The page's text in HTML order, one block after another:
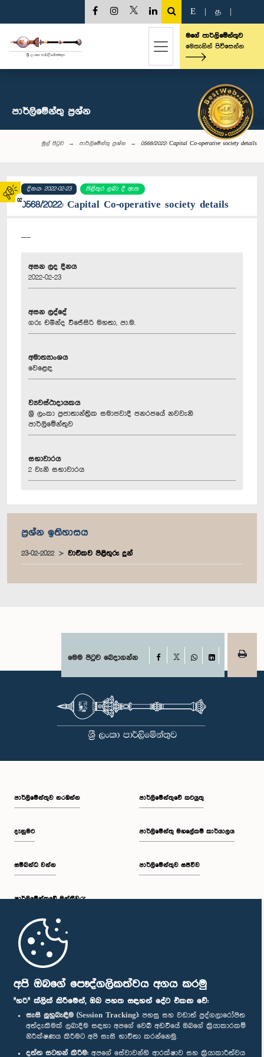
අපි ඔබගේ පෞද්ගලිකත්වය අගය කරමු
"හරි" ක්ලික් කිරීමෙන්, ඔබ පහත සඳහන් දේට එකඟ වේ:
සැසි ලුහුබැඳීම (Session Tracking): පහසු සහ වඩාත් පුද්ගලාරෝපිත
අත්දැකීමක් ලබාදීම සඳහා අපගේ වෙබ් අඩවියේ ඔබගේ ක්‍රියාකාරකම්
නිරීක්ෂණය කිරීමට අපි සැසි භාවිතා කරන්නෙමු.
දත්ත සටහන් කිරීම: අපගේ සේවාවන්හි ආරක්ෂාව සහ ක්‍රියාකාරීත්වය
02
E த
මගේ පාර්ලිමේන්තුව
මෙතැනින් පිවිසෙන්න
පාර්ලි‌මේන්තු‌ ප්‍රශ්න
මුල් පිටුව පාර්ලි‌මේන්තු‌ ප්‍රශ්න 0568/2022: Capital Co-operative society details
දිනය: 2022-02-23 පිළිතුර ලබා දී ඇත
0568/2022: Capital Co-operative society details
----
අසන ලද දිනය
2022-02-23
අසන ලද්දේ
ගරු චමින්ද වි‍ජේසිරි මහතා, පා.ම.
අමාත්‍යාංශය
වෙළෙඳ
ව්‍යවස්ථාදායකය
ශ්‍රී ලංකා ප්‍රජාතාන්ත්‍රික සමාජවාදී ජනරජයේ නවවැනි
පාර්ලිමේන්තුව
සභාවාරය
2 වැනි සභාවාරය
ප්‍රශ්න ඉතිහාසය
23-02-2022 වාචිකව පිළිතුරු දුන්
මෙම පිටුව බෙදාගන්න Facebook
WhatsAppLinkedIn
පාර්ලි‌මේන්තුව නරඹන්න
දැනුමට
සම්බන්ධ වන්න
පාර්ලි‌මේන්තුවේ මන්ත්‍රීවරු
මුල් පිටුව
පාර්ලිමේන්තුවේ කටයුතු
පාර්ලිමේන්තු මහලේකම් කාර්යාලය
පාර්ලිමේන්තුව සජීවීව
පාර්ලිමේන්තු ජංගම යෙදුම
අප හා සම්බන්ධ වී සිටින්න :